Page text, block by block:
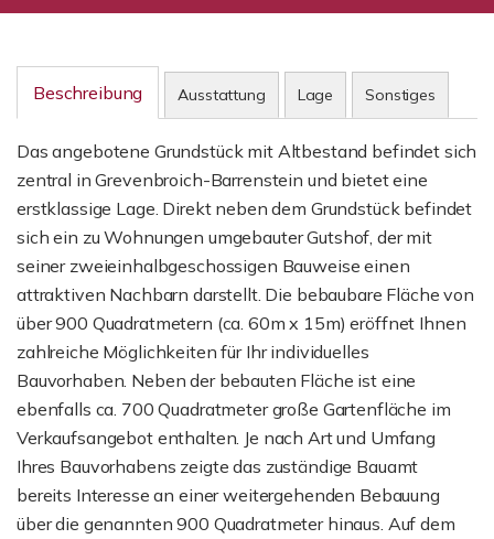
Beschreibung Ausstattung Lage Sonstiges
Das angebotene Grundstück mit Altbestand befindet sich
zentral in Grevenbroich-Barrenstein und bietet eine
erstklassige Lage. Direkt neben dem Grundstück befindet
sich ein zu Wohnungen umgebauter Gutshof, der mit
seiner zweieinhalbgeschossigen Bauweise einen
attraktiven Nachbarn darstellt. Die bebaubare Fläche von
über 900 Quadratmetern (ca. 60m x 15m) eröffnet Ihnen
zahlreiche Möglichkeiten für Ihr individuelles
Bauvorhaben. Neben der bebauten Fläche ist eine
ebenfalls ca. 700 Quadratmeter große Gartenfläche im
Verkaufsangebot enthalten. Je nach Art und Umfang
Ihres Bauvorhabens zeigte das zuständige Bauamt
bereits Interesse an einer weitergehenden Bebauung
über die genannten 900 Quadratmeter hinaus. Auf dem